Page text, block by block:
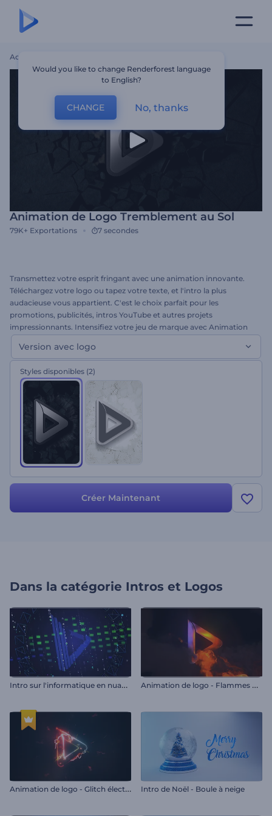
Accueil
Animation de Logo Tremblement au Sol
79K+ Exportations 7 secondes
Transmettez votre esprit fringant avec une animation innovante.
Téléchargez votre logo ou tapez votre texte, et l'intro la plus
audacieuse vous appartient. C'est le choix parfait pour les
promotions, publicités, intros YouTube et autres projets
impressionnants. Intensifiez votre jeu de marque avec Animation
de Logo Tremblement au Sol. Essayez-le!
Version avec logo
Styles disponibles (2)
Créer Maintenant
Dans la catégorie Intros et Logos
I
ntro sur l'informatique en nuage et l'hébergement A
nimation de logo - Flammes déchaînées
A
nimation de logo - Glitch électrique Intro de Noël - Boule à neige
Would you like to change Renderforest language
to English?
CHANGE No, thanks